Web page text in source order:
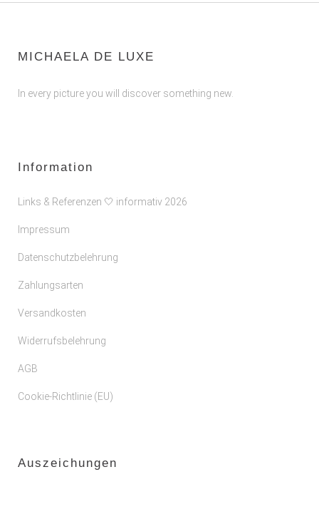
MICHAELA DE LUXE
In every picture you will discover something new.
Information
Links & Referenzen 🤍 informativ 2026
Impressum
Datenschutzbelehrung
Zahlungsarten
Versandkosten
Widerrufsbelehrung
AGB
Cookie-Richtlinie (EU)
Auszeichungen